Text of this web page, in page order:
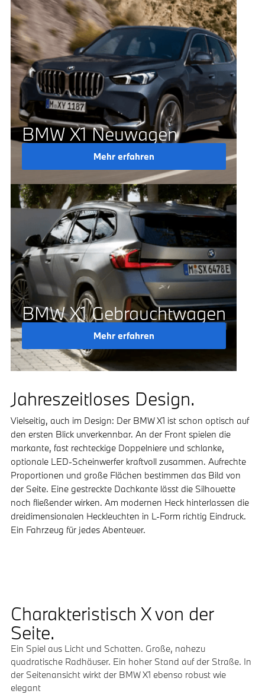
BMW X1 Neuwagen
Mehr erfahren
BMW X1 Gebrauchtwagen
Mehr erfahren
Jahreszeitloses Design.
Vielseitig, auch im Design: Der BMW X1 ist schon optisch auf
den ersten Blick unverkennbar. An der Front spielen die
markante, fast rechteckige Doppelniere und schlanke,
optionale LED-Scheinwerfer kraftvoll zusammen. Aufrechte
Proportionen und große Flächen bestimmen das Bild von
der Seite. Eine gestreckte Dachkante lässt die Silhouette
noch fließender wirken. Am modernen Heck hinterlassen die
dreidimensionalen Heckleuchten in L-Form richtig Eindruck.
Ein Fahrzeug für jedes Abenteuer.
Charakteristisch X von der
Seite.
Ein Spiel aus Licht und Schatten. Große, nahezu
quadratische Radhäuser. Ein hoher Stand auf der Straße. In
der Seitenansicht wirkt der BMW X1 ebenso robust wie
elegant